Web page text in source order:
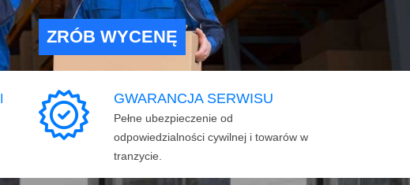
ZRÓB WYCENĘ
GWARANCJA SERWISU
Pełne ubezpieczenie od
odpowiedzialności cywilnej i towarów w
tranzycie.